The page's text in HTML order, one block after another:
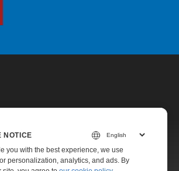
NOTICE
you with the best experience, we use
personalization, analytics, and ads. By